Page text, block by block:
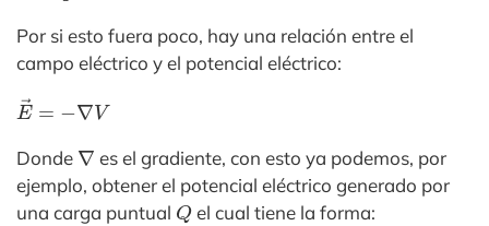
Por si esto fuera poco, hay una relación entre el
campo eléctrico y el potencial eléctrico:
E→ ∇V
Donde ∇ es el gradiente, con esto ya podemos, por
ejemplo, obtener el potencial eléctrico generado por
una carga puntual Q el cual tiene la forma: